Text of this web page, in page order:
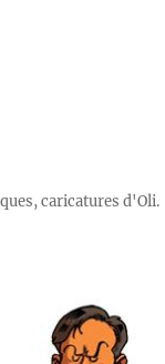
caricatures d'Oli.